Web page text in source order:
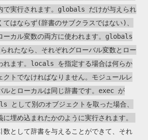
で実行されます。globals だけが与えられ
てはならず(辞書のサブクラスではない)、
ーカル変数の両方に使われます。globals
たなら、それぞれグローバル変数とロー
れます。locals を指定する場合は何らか
クトでなければなりません。モジュールレ
ルとローカルは同じ辞書です。exec が
して別のオブジェクトを取った場合、
に埋め込まれたかのように実行されます。
数として辞書を与えることができて、それ